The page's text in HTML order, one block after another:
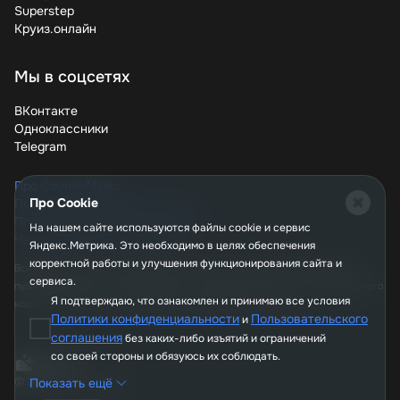
Superstep
Круиз.онлайн
Мы в соцсетях
ВКонтакте
Одноклассники
Telegram
Про CouponMagic
Политика конфиденциальности
Пользовательское соглашение
Часто задаваемые вопросы
Вся информация, опубликованная на сайте couponmagic.ru, не является
публичной офертой, определяемой положениями Статьи 437 Гражданского
кодекса РФ, и носит исключительно справочный характер.
© 2026, CouponMagic
Про Cookie
На нашем сайте используются файлы сookie и сервис
Яндекс.Метрика. Это необходимо в целях обеспечения
корректной работы и улучшения функционирования сайта и
сервиса.
Я подтверждаю, что ознакомлен и принимаю все условия
Политики конфиденциальностии Пользовательского
соглашениябез каких-либо изъятий и ограничений
со своей стороны и обязуюсь их соблюдать.
Показать ещё